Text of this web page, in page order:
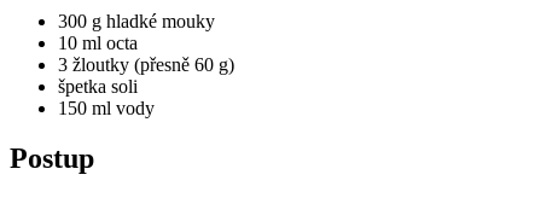
300 g hladké mouky
10 ml octa
3 žloutky (přesně 60 g)
špetka soli
150 ml vody
Postup